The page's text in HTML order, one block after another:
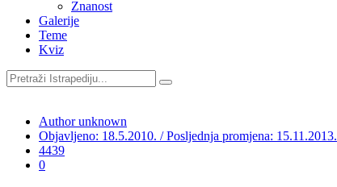
Znanost
Galerije
Teme
Kviz
Author unknown
Objavljeno: 18.5.2010. / Posljednja promjena: 15.11.2013.
4439
0